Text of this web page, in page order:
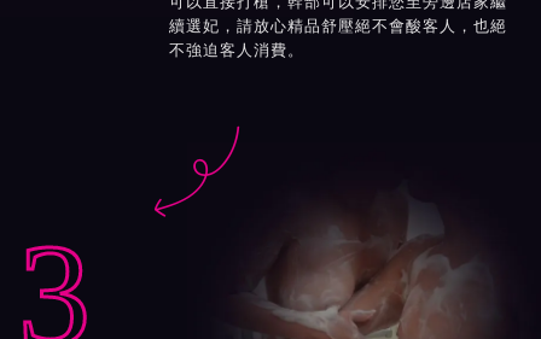
續選妃，請放心精品舒壓絕不會酸客人，也絕
不強迫客人消費。

3